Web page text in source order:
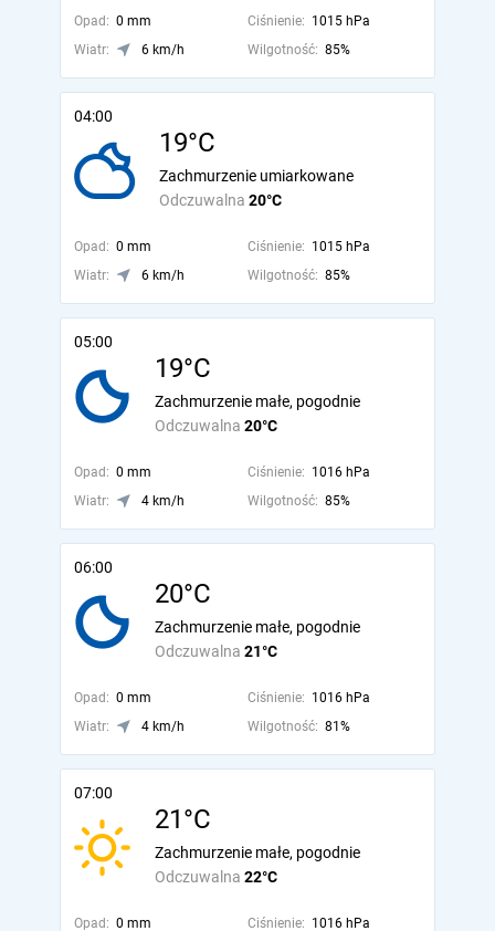
Opad: 0 mm Ciśnienie: 1015 hPa
Wiatr:
6 km/h Wilgotność: 85%
04:00
19°C
Odczuwalna 20°C
Zachmurzenie umiarkowane
Opad: 0 mm Ciśnienie: 1015 hPa
Wiatr:
6 km/h Wilgotność: 85%
05:00
19°C
Odczuwalna 20°C
Zachmurzenie małe, pogodnie
Opad: 0 mm Ciśnienie: 1016 hPa
Wiatr:
4 km/h Wilgotność: 85%
06:00
20°C
Odczuwalna 21°C
Zachmurzenie małe, pogodnie
Opad: 0 mm Ciśnienie: 1016 hPa
Wiatr:
4 km/h Wilgotność: 81%
07:00
21°C
Odczuwalna 22°C
Zachmurzenie małe, pogodnie
Opad: 0 mm Ciśnienie: 1016 hPa